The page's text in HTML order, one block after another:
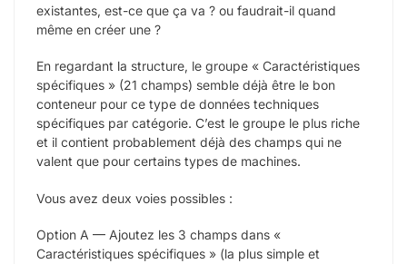
existantes, est-ce que ça va ? ou faudrait-il quand
même en créer une ?
En regardant la structure, le groupe « Caractéristiques
spécifiques » (21 champs) semble déjà être le bon
conteneur pour ce type de données techniques
spécifiques par catégorie. C’est le groupe le plus riche
et il contient probablement déjà des champs qui ne
valent que pour certains types de machines.
Vous avez deux voies possibles :
Option A — Ajoutez les 3 champs dans «
Caractéristiques spécifiques » (la plus simple et